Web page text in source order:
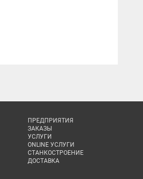
ПРЕДПРИЯТИЯ
ЗАКАЗЫ
УСЛУГИ
ONLINE УСЛУГИ
СТАНКОСТРОЕНИЕ
ДОСТАВКА